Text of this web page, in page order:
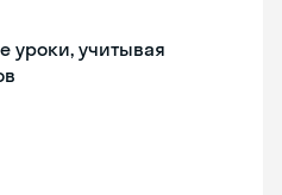
уроки, учитывая